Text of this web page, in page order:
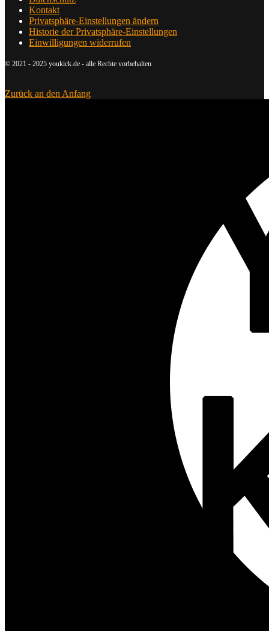
Kontakt
Privatsphäre-Einstellungen ändern
Historie der Privatsphäre-Einstellungen
Einwilligungen widerrufen
© 2021 - 2025 youkick.de - alle Rechte vorbehalten
Zurück an den Anfang